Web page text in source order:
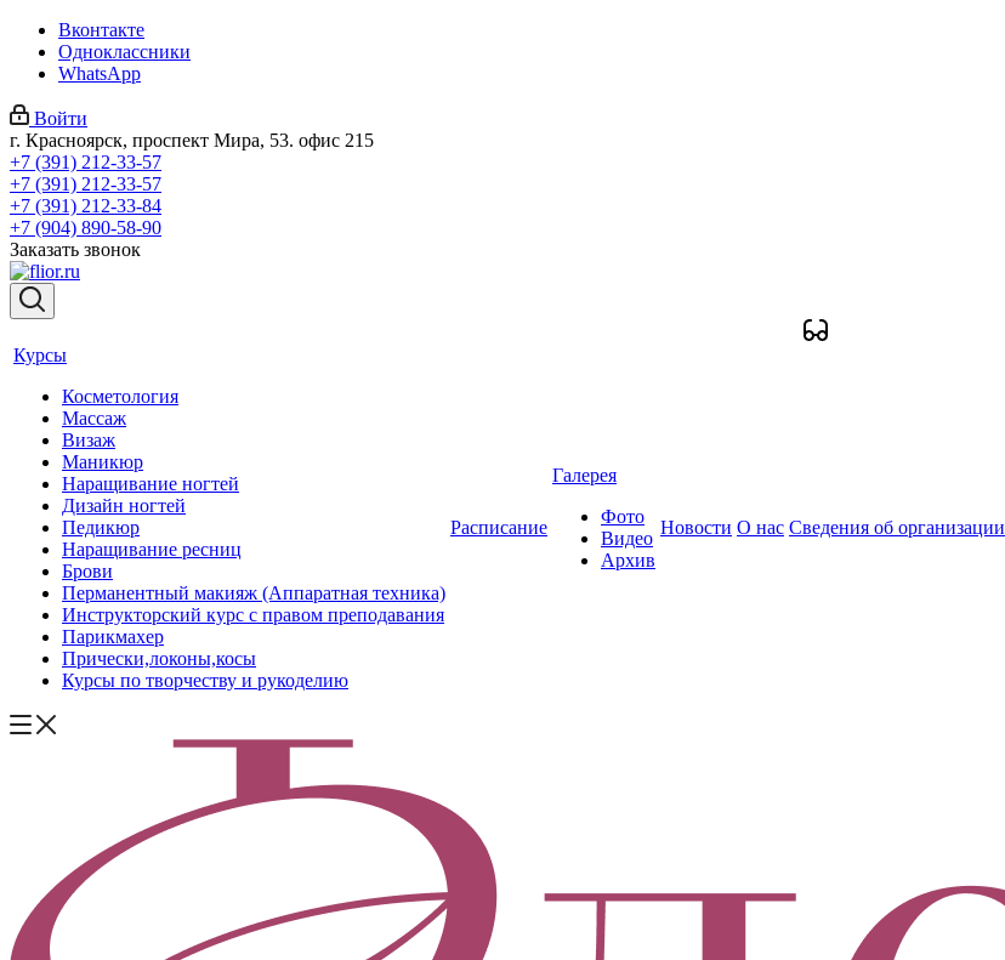
Вконтакте
Одноклассники
WhatsApp
Войти
г. Красноярск, проспект Мира, 53. офис 215
+7 (391) 212-33-57
+7 (391) 212-33-57
+7 (391) 212-33-84
+7 (904) 890-58-90
Заказать звонок
Курсы
Косметология
Массаж
Визаж
Маникюр
Наращивание ногтей
Дизайн ногтей
Педикюр
Наращивание ресниц
Брови
Перманентный макияж (Аппаратная техника)
Инструкторский курс с правом преподавания
Парикмахер
Прически,локоны,косы
Курсы по творчеству и рукоделию
Расписание
Галерея
Фото
Видео
Архив
Новости О нас Сведения об организации